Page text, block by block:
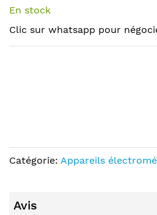
the
gallery
of
images
gallery
En stock
Clic sur whatsapp pour
Catégorie: Appareils
Avis